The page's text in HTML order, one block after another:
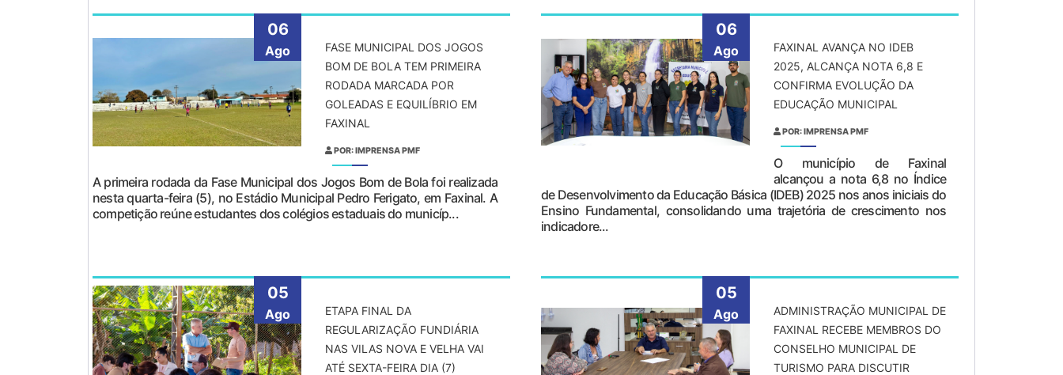
06
Ago
FASE MUNICIPAL DOS JOGOS
BOM DE BOLA TEM PRIMEIRA
RODADA MARCADA POR
GOLEADAS E EQUILÍBRIO EM
FAXINAL
POR: IMPRENSA PMF
A primeira rodada da Fase Municipal dos Jogos Bom de Bola foi realizada
nesta quarta-feira (5), no Estádio Municipal Pedro Ferigato, em Faxinal. A
competição reúne estudantes dos colégios estaduais do municíp...
06
Ago
FAXINAL AVANÇA NO IDEB
2025, ALCANÇA NOTA 6,8 E
CONFIRMA EVOLUÇÃO DA
EDUCAÇÃO MUNICIPAL
POR: IMPRENSA PMF
O município de Faxinal
alcançou a nota 6,8 no Índice
de Desenvolvimento da Educação Básica (IDEB) 2025 nos anos iniciais do
Ensino Fundamental, consolidando uma trajetória de crescimento nos
indicadore...
05
Ago
ETAPA FINAL DA
REGULARIZAÇÃO FUNDIÁRIA
NAS VILAS NOVA E VELHA VAI
ATÉ SEXTA-FEIRA DIA (7)
05
Ago
ADMINISTRAÇÃO MUNICIPAL DE
FAXINAL RECEBE MEMBROS DO
CONSELHO MUNICIPAL DE
TURISMO PARA DISCUTIR